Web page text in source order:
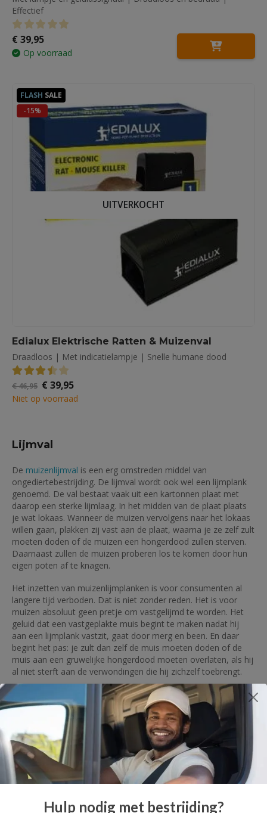
Effectief
0 out of 5
€ 39,95
Op voorraad
FLASH SALE
-15%
UITVERKOCHT
Edialux Elektrische Ratten & Muizenval
Draadloos | Met indicatielampje | Snelle humane dood
3.50out of 5
€46,95 Oorspronkelijke
prijs
was:
€ 39,95Huidige
prijs
is:
Niet op voorraad
Lijmval
De muizenlijmval is een erg omstreden middel van
ongediertebestrijding. De lijmval wordt ook wel een lijmplank
genoemd. De val bestaat vaak uit een kartonnen plaat met
daarop een sterke lijmlaag. In het midden van de plaat plaats
je wat lokaas. Wanneer de muizen vervolgens naar het lokaas
willen gaan, plakken zij vast aan de plaat, waarna je ze zelf zult
moeten doden of de muizen een hongerdood zullen sterven.
Daarnaast zullen de muizen proberen los te komen door hun
eigen poten af te knagen.
Het inzetten van muizenlijmplanken is voor consumenten al
langere tijd verboden. Dat is niet zonder reden. Het is voor
muizen absoluut geen pretje om vastgelijmd te worden. Het
geluid dat een vastgeplakte muis begint te maken nadat hij
aan een lijmplank vastzit, gaat door merg en been. En daar
begint het pas: je zult dan zelf de muis moeten doden of de
muis aan een gruwelijke hongerdood moeten overlaten, als hij
al niet sterft aan de verwondingen die hij zichzelf toebrengt.
In welke situatie gebruik je een
lijmplank?
Naar onze mening gebruik je de muizenlijmplank in geen
enkele situatie. Niet voor niets is het gebruik van deze
muizenval al langere tijd verboden door de overheid. Wel is het
verkopen van lijmplanken toegestaan en worden deze ruim
aangeboden door verschillende online aanbieders. Wij hebben
verkopen, omdat wij niet willen meewerken aan het in stand
Hulp nodig met bestrijding?